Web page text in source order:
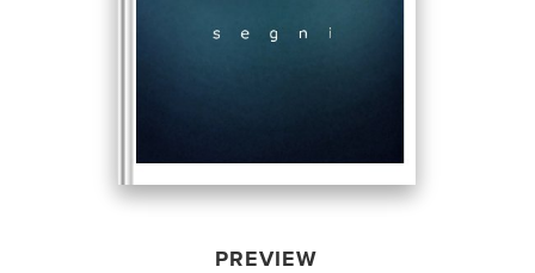
PREVIEW